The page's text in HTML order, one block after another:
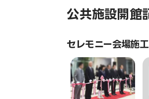
公共施設開館
セレモニー会場施